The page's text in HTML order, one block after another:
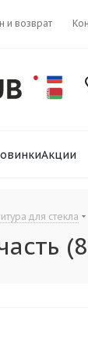
и возврат
Акции
для стекла